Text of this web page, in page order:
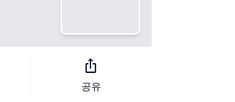
ios_share
공유